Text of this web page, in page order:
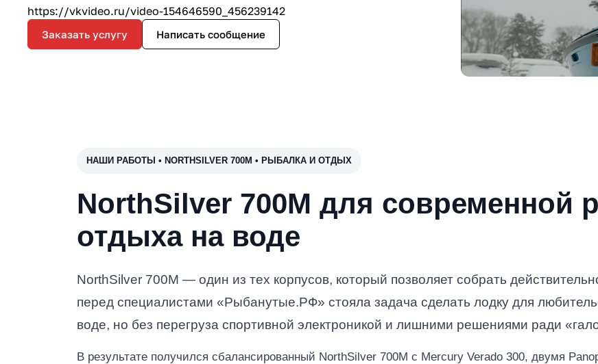
https://vkvideo.ru/video-154646590_456239142
Заказать услугу Написать сообщение
НАШИ РАБОТЫ • NORTHSILVER 700M • РЫБАЛКА И ОТДЫХ
NorthSilver 700M для современной
отдыха на воде
NorthSilver 700M — один из тех корпусов, который позволяет собрать
перед специалистами «Рыбанутые.РФ» стояла задача сделать лодку для
воде, но без перегруза спортивной электроникой и лишними решениями ради
В результате получился сбалансированный NorthSilver 700M с Mercury Verado 300, двумя